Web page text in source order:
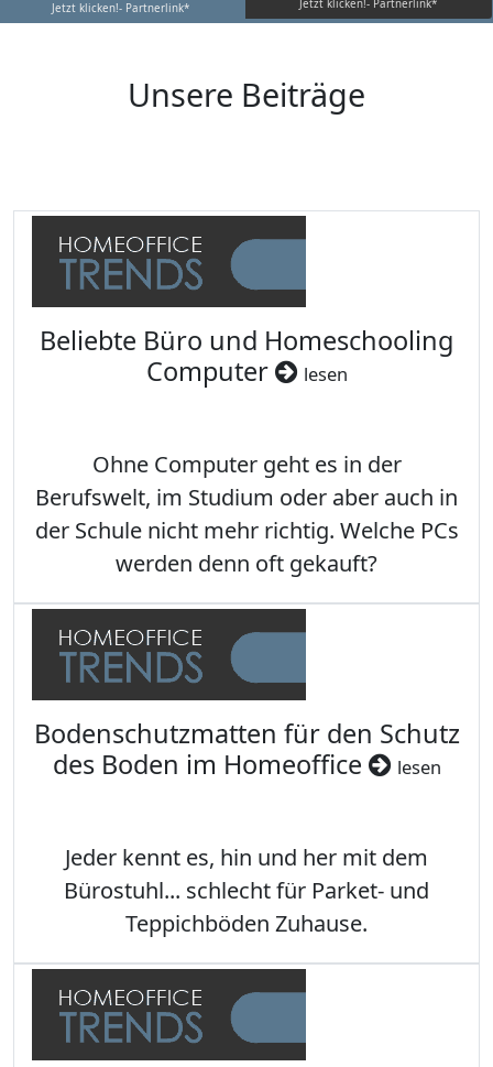
Jetzt klicken!- Partnerlink* Jetzt klicken!- Partnerlink*
Unsere Beiträge
Beliebte Büro und Homeschooling
Computer
lesen
Ohne Computer geht es in der
Berufswelt, im Studium oder aber auch in
der Schule nicht mehr richtig. Welche PCs
werden denn oft gekauft?
Bodenschutzmatten für den Schutz
des Boden im Homeoffice
lesen
Jeder kennt es, hin und her mit dem
Bürostuhl... schlecht für Parket- und
Teppichböden Zuhause.